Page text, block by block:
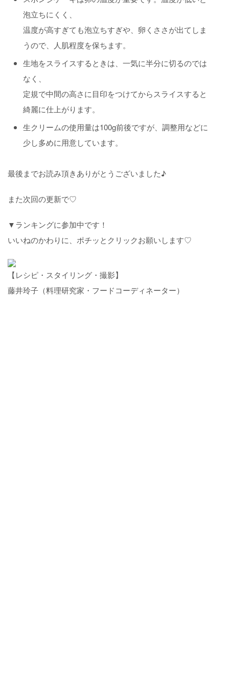
泡立ちにくく、
温度が高すぎても泡立ちすぎや、卵くささが出てしま
うので、人肌程度を保ちます。
生地をスライスするときは、一気に半分に切るのでは
なく、
定規で中間の高さに目印をつけてからスライスすると
綺麗に仕上がります。
生クリームの使用量は100g前後ですが、調整用などに
少し多めに用意しています。
最後までお読み頂きありがとうございました♪
また次回の更新で♡
▼ランキングに参加中です！
いいねのかわりに、ポチッとクリックお願いします♡
【レシピ・スタイリング・撮影】
藤井玲子（料理研究家・フードコーディネーター）